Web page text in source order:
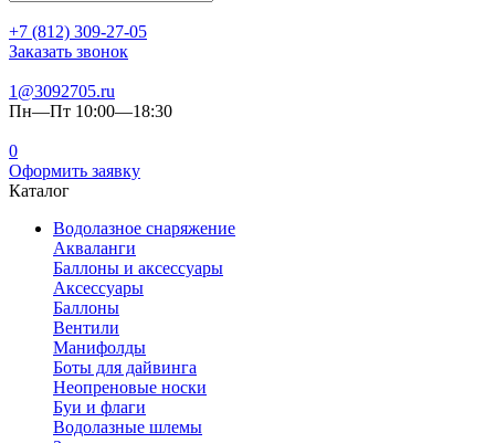
+7 (812) 309-27-05
Заказать звонок
1@3092705.ru
Пн—Пт 10:00—18:30
0
Оформить заявку
Каталог
Водолазное снаряжение
Акваланги
Баллоны и аксессуары
Аксессуары
Баллоны
Вентили
Манифолды
Боты для дайвинга
Неопреновые носки
Буи и флаги
Водолазные шлемы